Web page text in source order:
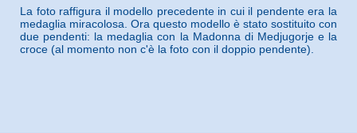
La foto raffigura il modello precedente in cui il pendente era la
medaglia miracolosa. Ora questo modello è stato sostituito con
due pendenti: la medaglia con la Madonna di Medjugorje e la
croce (al momento non c'è la foto con il doppio pendente).